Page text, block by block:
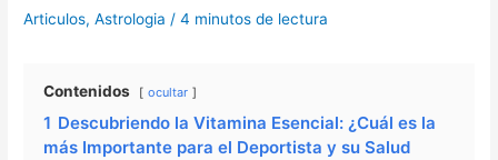
Articulos,Astrologia /4 minutos de lectura
Contenidos ocultar
1 Descubriendo la Vitamina Esencial: ¿Cuál es la
más Importante para el Deportista y su Salud